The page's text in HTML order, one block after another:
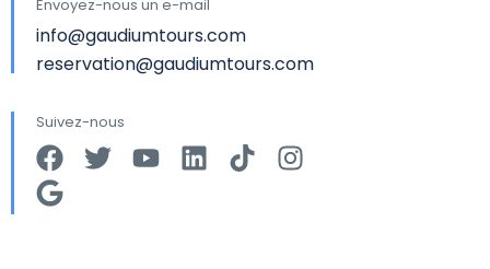
Envoyez-nous un e-mail
info@gaudiumtours.com
reservation@gaudiumtours.com
Suivez-nous